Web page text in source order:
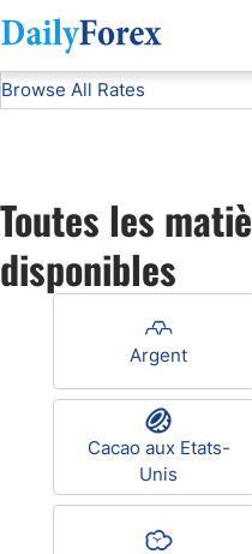
Avertissement Publicitaire
Browse All Rates
USD/JPY
GBP/USD
AUD/USD
Toutes les
disponibles
Argent
Cacao aux Etats-
Unis